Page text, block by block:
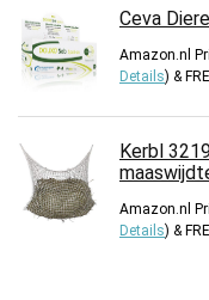
Ceva
Amazon.nl
Details) &
Kerbl
Amazon.nl
Details) &